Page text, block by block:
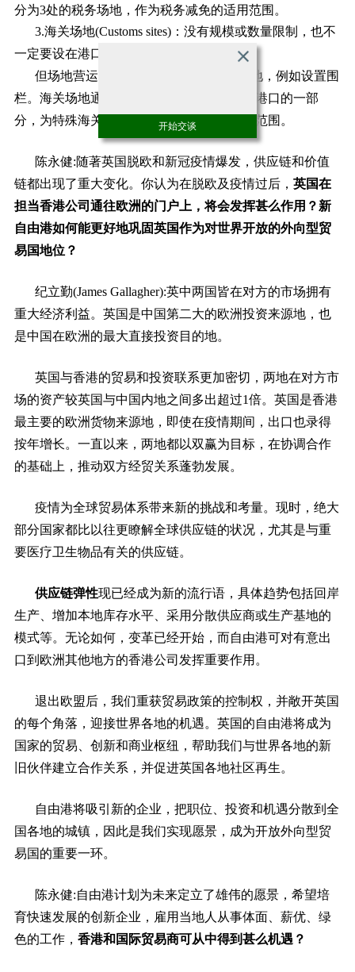
分为3处的税务场地，作为税务减免的适用范围。
3.海关场地(Customs sites)：没有规模或数量限制，也不
一定要设在港口内。
但场地营运者必须妥善保护这些海关场地，例如设置围
栏。海关场地通常是大型仓库、厂房，或是港口的一部
分，为特殊海关程序和弹性关税政策的适用范围。
陈永健:随著英国脱欧和新冠疫情爆发，供应链和价值
链都出现了重大变化。你认为在脱欧及疫情过后， 英国在
担当香港公司通往欧洲的门户上，将会发挥甚么作用？新
自由港如何能更好地巩固英国作为对世界开放的外向型贸
易国地位？
纪立勤(James Gallagher):英中两国皆在对方的市场拥有
重大经济利益。英国是中国第二大的欧洲投资来源地，也
是中国在欧洲的最大直接投资目的地。
英国与香港的贸易和投资联系更加密切，两地在对方市
场的资产较英国与中国内地之间多出超过1倍。英国是香港
最主要的欧洲货物来源地，即使在疫情期间，出口也录得
按年增长。一直以来，两地都以双赢为目标，在协调合作
的基础上，推动双方经贸关系蓬勃发展。
疫情为全球贸易体系带来新的挑战和考量。现时，绝大
部分国家都比以往更瞭解全球供应链的状况，尤其是与重
要医疗卫生物品有关的供应链。
供应链弹性现已经成为新的流行语，具体趋势包括回岸
生产、增加本地库存水平、采用分散供应商或生产基地的
模式等。无论如何，变革已经开始，而自由港可对有意出
口到欧洲其他地方的香港公司发挥重要作用。
退出欧盟后，我们重获贸易政策的控制权，并敞开英国
的每个角落，迎接世界各地的机遇。英国的自由港将成为
国家的贸易、创新和商业枢纽，帮助我们与世界各地的新
旧伙伴建立合作关系，并促进英国各地社区再生。
自由港将吸引新的企业，把职位、投资和机遇分散到全
国各地的城镇，因此是我们实现愿景，成为开放外向型贸
易国的重要一环。
陈永健:自由港计划为未来定立了雄伟的愿景，希望培
育快速发展的创新企业，雇用当地人从事体面、薪优、绿
色的工作， 香港和国际贸易商可从中得到甚么机遇？
开始交谈